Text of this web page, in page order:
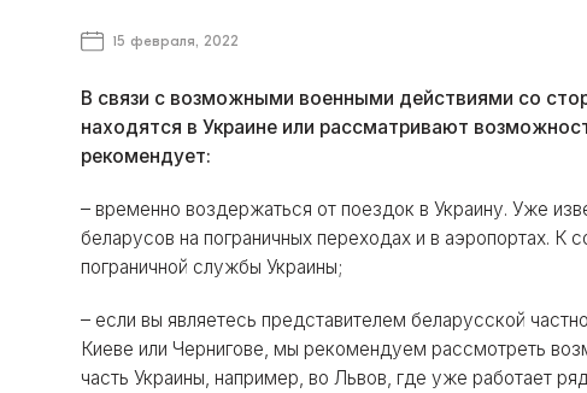
15 февраля, 2022
В связи с возможными военными действиями со
находятся в Украине или рассматривают
рекомендует:
– временно воздержаться от поездок в Украину. Уже
беларусов на пограничных переходах и в аэропортах.
пограничной службы Украины;
– если вы являетесь представителем беларусской
Киеве или Чернигове, мы рекомендуем рассмотреть
часть Украины, например, во Львов, где уже работает